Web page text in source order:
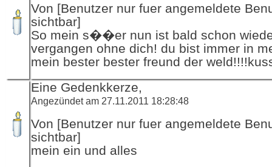
Von [Benutzer nur fuer angemeldete
sichtbar]
So mein s��er nun ist bald schon
vergangen ohne dich! du bist immer in
mein bester bester freund der
Eine Gedenkkerze,
Angezündet am 27.11.2011 18:28:48
Von [Benutzer nur fuer angemeldete
sichtbar]
mein ein und alles